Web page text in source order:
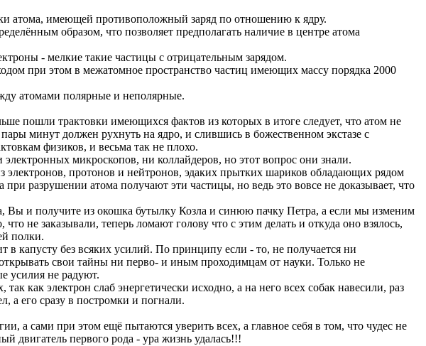
атома, имеющей противоположный заряд по отношению к ядру.
образом, что позволяет предполагать наличие в центре атома
- мелкие такие частицы с отрицательным зарядом.
при этом в межатомное пространство частиц имеющих массу порядка 2000
атомами полярные и неполярные.
пошли трактовки имеющихся фактов из которых в итоге следует, что атом не
минут должен рухнуть на ядро, и слившись в божественном экстазе с
физиков, и весьма так не плохо.
микроскопов, ни коллайдеров, но этот вопрос они знали.
протонов и нейтронов, эдаких прытких шариков обладающих рядом
разрушении атома получают эти частицы, но ведь это вовсе не доказывает, что
Вы и получите из окошка бутылку Козла и синюю пачку Петра, а если мы изменим
не заказывали, теперь ломают голову что с этим делать и откуда оно взялось,
полки.
капусту без всяких усилий. По принципу если - то, не получается ни
свои тайны ни перво- и иным проходимцам от науки. Только не
усилия не радуют.
как электрон слаб энергетически исходно, а на него всех собак навесили, раз
а его сразу в постромки и погнали.
а сами при этом ещё пытаются уверить всех, а главное себя в том, что чудес не
двигатель первого рода - ура жизнь удалась!!!